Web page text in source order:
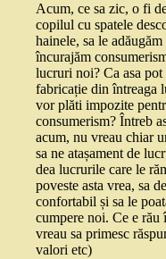
Acum, ce sa zic, o fi
copilul cu spatele
hainele, sa le
încurajăm
lucruri noi? Ca asa
fabricație din întreaga
vor plăti impozite
consumerism? Întreb
acum, nu vreau chiar
sa ne atașament de
dea lucrurile care le
poveste asta vrea, sa
confortabil și sa le
cumpere noi. Ce e rău
vreau sa primesc
valori etc)